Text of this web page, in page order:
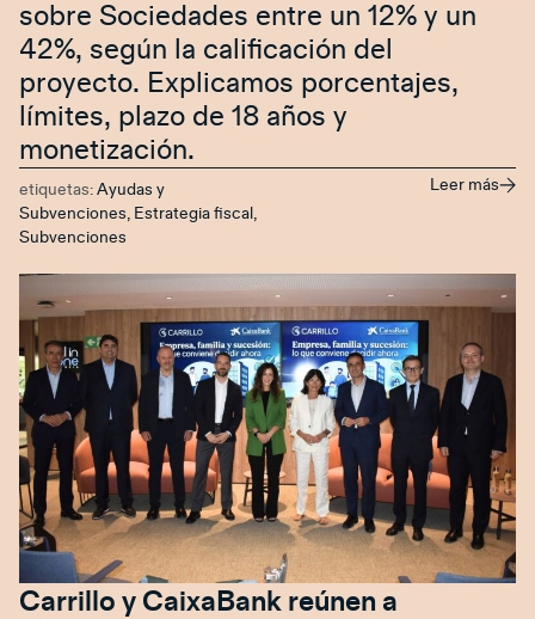
sobre Sociedades entre un 12% y un
42%, según la calificación del
proyecto. Explicamos porcentajes,
límites, plazo de 18 años y
monetización.
etiquetas: Ayudas y
Subvenciones Estrategia fiscal
Subvenciones
Leer más
Carrillo y CaixaBank reúnen a